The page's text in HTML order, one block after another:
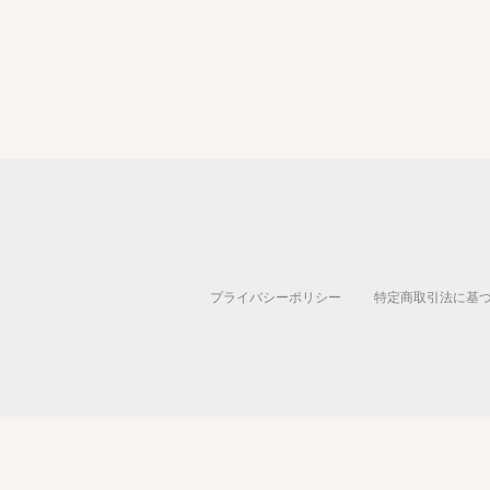
プライバシーポリシー 特定商取引法に基